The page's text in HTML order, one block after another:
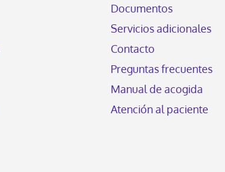
Documentos
Servicios adicionales
Contacto
Preguntas frecuentes
Manual de acogida
Atención al paciente